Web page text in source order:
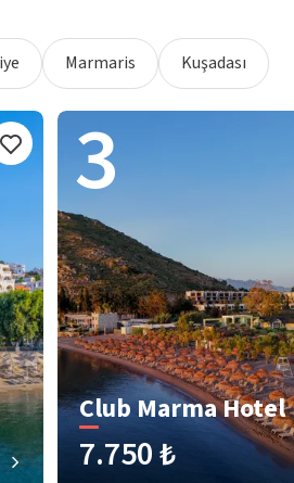
Marmaris Kuşadası
3
Club Marma Hotel
7.750 ₺